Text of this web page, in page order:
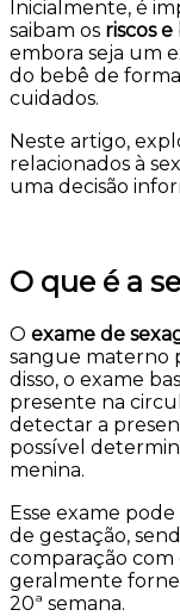
Inicialmente, é
saibam os riscos
embora seja um
do bebê de
cuidados.
Neste artigo,
relacionados à
uma decisão
O que é a
O exame de
sangue materno
disso, o exame
presente na
detectar a
possível
menina.
Esse exame
de gestação,
comparação
geralmente
20ª semana.